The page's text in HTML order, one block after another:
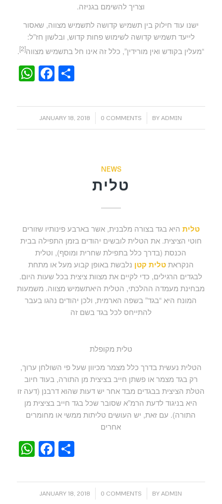
וצריך להשימם בגניזה.
ישנו עוד חילוק בין תשמיש קדושה לתשמיש מצווה, שאסור
לייעד תשמיש קדושה לשימוש פחות קדוש, ובלשון חז”ל:
“מעלין בקודש ואין מורידין”, כלל זה אינו חל בתשמיש מצווה[2]
.
WhatsApp
Facebook
Share
JANUARY 18, 2018
/ 0 COMMENTS
/ BY ADMIN
NEWS
טלית
טלית היא בגד בצורה מלבנית, אשר בארבע פינותיו שזורים
חוטי הציצית. את הטלית לובשים יהודים בזמן התפילה בבית
הכנסת (בדרך כלל בתפילת שחרית ומוסף), וטלית
הנקראתטלית קטן נלבשת באופן קבוע מעל או מתחת
לבגדים הרגילים, כדי לקיים את מצוות ציצית בכל שעות היום.
מבחינת מעמדה ההלכתי, הטלית היאתשמיש מצווה. משמעות
המונח היא “בגד” בשפה הארמית, ולכן יהודים נהגו בעבר
להתייחס לכל בגד בשם זה
טלית מקופלת
הטלית נעשית בדרך כלל מצמר מכיוון שעל פי השולחן ערוך,
רק בגד מצמר או פשתן חייב בציצית מן התורה, בעוד חיוב
הטלת הציצית בבגדים מבד אחר יש דעות שהוא דרבנן (דעה זו
היא בניגוד לדעת הרמ”א שסובר שכל בגד חייב בציצית מן
התורה). עם זאת, יש העושים טליתות ממשי או מחומרים
אחרים
WhatsApp
Facebook
Share
JANUARY 18, 2018
/ 0 COMMENTS
/ BY ADMIN